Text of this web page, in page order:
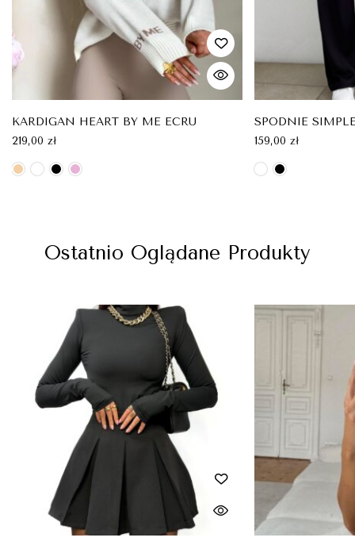
KARDIGAN HEART BY ME ECRU
219,00 zł
SPODNIE
159,00 zł
Ostatnio Oglądane Produkty